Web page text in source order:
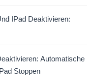
IPad Deaktivieren:
Automatische
Stoppen